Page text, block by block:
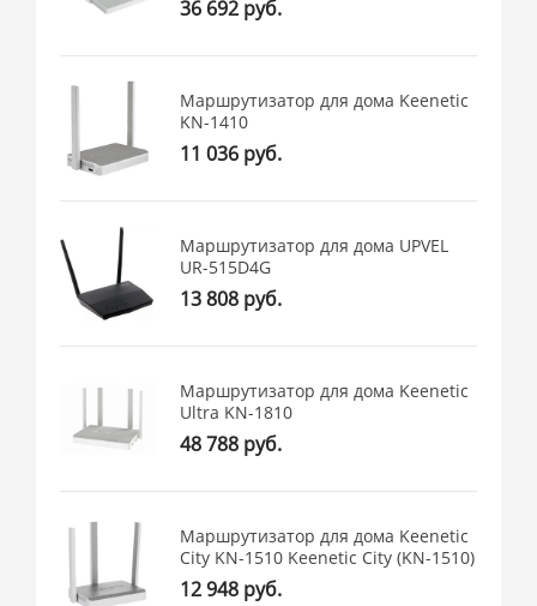
36 692 руб.
Маршрутизатор для дома Keenetic
KN-1410
11 036 руб.
Маршрутизатор для дома UPVEL
UR-515D4G
13 808 руб.
Маршрутизатор для дома Keenetic
Ultra KN-1810
48 788 руб.
Маршрутизатор для дома Keenetic
City KN-1510 Keenetic City (KN-1510)
12 948 руб.